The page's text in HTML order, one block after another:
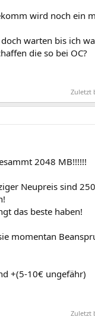
wird noch ein
warten bis ich
die so bei OC?
Zuletzt
2048 MB!!!!!!
Neupreis sind
das beste haben!
momentan
+(5-10€ ungefähr)
Zuletzt